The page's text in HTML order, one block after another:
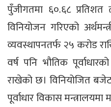
पुँजीगतमा ६०.६८ प्रतिशत
विनियोजन गरिएको
व्यवस्थापनतर्फ २५ करोड
वर्ष पनि भौतिक
राखेको छ। विनियोजित
पूर्वाधार विकास मन्त्रालयमा